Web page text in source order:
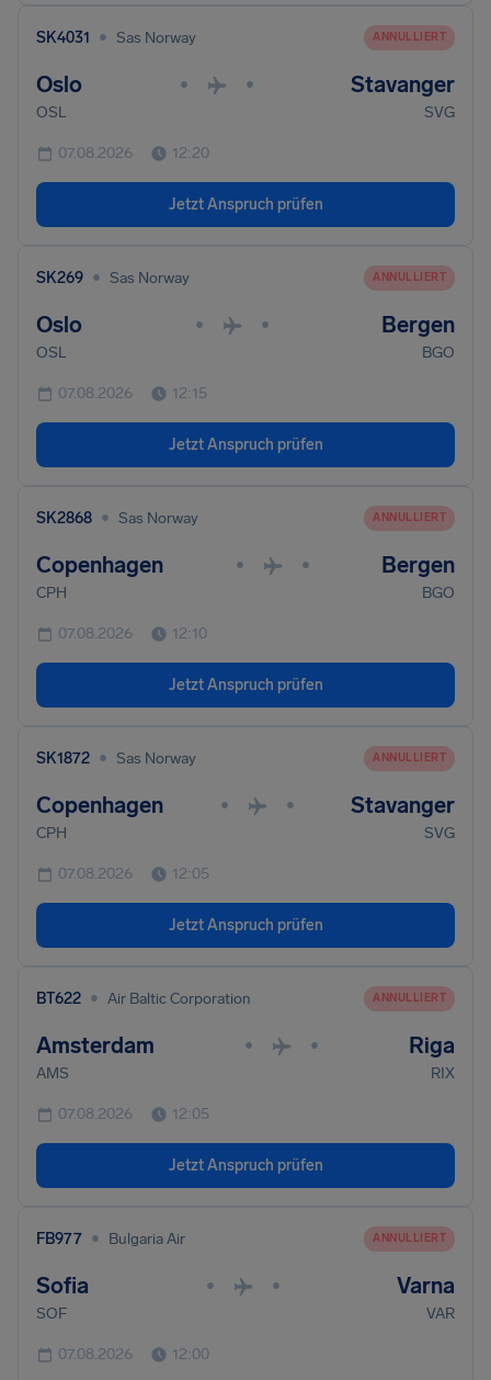
SK4031 • Sas Norway ANNULLIERT
Oslo • • Stavanger
OSL SVG
07.08.2026 12:20
Jetzt Anspruch prüfen
SK269 • Sas Norway ANNULLIERT
Oslo • • Bergen
OSL BGO
07.08.2026 12:15
Jetzt Anspruch prüfen
SK2868 • Sas Norway ANNULLIERT
Copenhagen • • Bergen
CPH BGO
07.08.2026 12:10
Jetzt Anspruch prüfen
SK1872 • Sas Norway ANNULLIERT
Copenhagen • • Stavanger
CPH SVG
07.08.2026 12:05
Jetzt Anspruch prüfen
BT622 • Air Baltic Corporation ANNULLIERT
Amsterdam • • Riga
AMS RIX
07.08.2026 12:05
Jetzt Anspruch prüfen
FB977 • Bulgaria Air ANNULLIERT
Sofia • • Varna
SOF VAR
07.08.2026 12:00